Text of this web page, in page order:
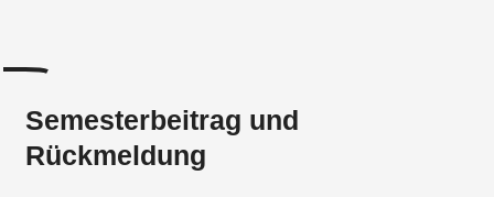
Semesterbeitrag und
Rückmeldung